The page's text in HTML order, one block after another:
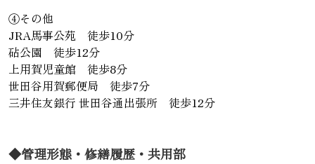
④その他
JRA馬事公苑 徒歩10分
砧公園 徒歩12分
上用賀児童館 徒歩8分
世田谷用賀郵便局 徒歩7分
三井住友銀行 世田谷通出張所 徒歩12分
◆管理形態・修繕履歴・共用部